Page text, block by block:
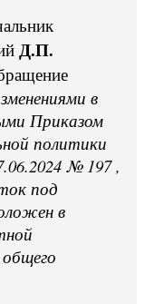
Д.П.
в
Приказом
политики
№ 197 ,
под
в